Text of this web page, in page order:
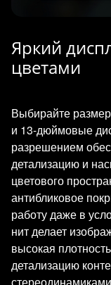
Яркий
цветами
Выбирайте
и 13-дюймовые
разрешением
детализацию и
цветового
антибликовое
работу даже в
нит делает
высокая
детализацию